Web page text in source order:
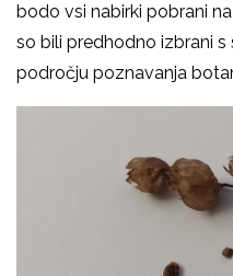
bodo vsi nabirki pobrani
so bili predhodno izbrani
področju poznavanja